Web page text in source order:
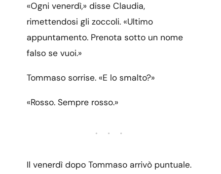
«Ogni venerdì,» disse Claudia,
rimettendosi gli zoccoli. «Ultimo
appuntamento. Prenota sotto un nome
falso se vuoi.»
Tommaso sorrise. «E lo smalto?»
«Rosso. Sempre rosso.»
• • •
Il venerdì dopo Tommaso arrivò puntuale.